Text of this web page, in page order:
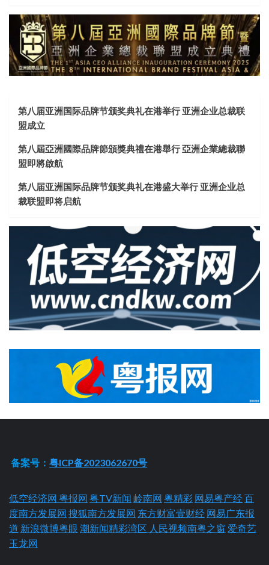
第八届亚洲国际品牌节颁奖典礼在港举行 亚洲企业总裁联
盟成立
第八屆亞洲國際品牌節頒獎典禮在港舉行 亞洲企業總裁聯
盟即將啟航
第八届亚洲国际品牌节颁奖典礼在港盛大举行 亚洲企业总
裁联盟即将启航
备案号：粤ICP备2023062670号
低空经济网 粤报网 粤TV新闻 岭南网 粤精彩 网易粤产经百
度南方发展网 搜狐南方发展网 东方财富壹财经 网易广东报
道 新浪微博粤眼 潮新闻精彩湾区 人民视频南粤之窗 爱奇艺
玉龙网